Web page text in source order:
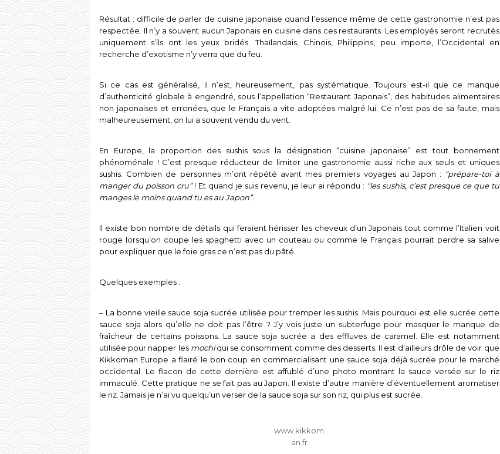
Résultat : difficile de parler de cuisine japonaise quand l’essence même de cette gastronomie n’est pas
respectée. Il n’y a souvent aucun Japonais en cuisine dans ces restaurants. Les employés seront recrutés
uniquement s’ils ont les yeux bridés. Thaïlandais, Chinois, Philippins, peu importe, l’Occidental en
recherche d’exotisme n’y verra que du feu.
Si ce cas est généralisé, il n’est, heureusement, pas systématique. Toujours est-il que ce manque
d’authenticité globale à engendré, sous l’appellation “Restaurant Japonais”, des habitudes alimentaires
non japonaises et erronées, que le Français a vite adoptées malgré lui. Ce n’est pas de sa faute, mais
malheureusement, on lui a souvent vendu du vent.
En Europe, la proportion des sushis sous la désignation “cuisine japonaise” est tout bonnement
phénoménale ! C’est presque réducteur de limiter une gastronomie aussi riche aux seuls et uniques
sushis. Combien de personnes m’ont répété avant mes premiers voyages au Japon : “prépare-toi à
manger du poisson cru”! Et quand je suis revenu, je leur ai répondu : “les sushis, c’est presque ce que tu
manges le moins quand tu es au Japon”.
Il existe bon nombre de détails qui feraient hérisser les cheveux d’un Japonais tout comme l’Italien voit
rouge lorsqu’on coupe les spaghetti avec un couteau ou comme le Français pourrait perdre sa salive
pour expliquer que le foie gras ce n’est pas du pâté.
Quelques exemples :
– La bonne vieille sauce soja sucrée utilisée pour tremper les sushis. Mais pourquoi est elle sucrée cette
sauce soja alors qu’elle ne doit pas l’être ? J’y vois juste un subterfuge pour masquer le manque de
fraîcheur de certains poissons. La sauce soja sucrée a des effluves de caramel. Elle est notamment
utilisée pour napper les mochiqui se consomment comme des desserts. Il est d’ailleurs drôle de voir que
Kikkoman Europe a flairé le bon coup en commercialisant une sauce soja déjà sucrée pour le marché
occidental. Le flacon de cette dernière est affublé d’une photo montrant la sauce versée sur le riz
immaculé. Cette pratique ne se fait pas au Japon. Il existe d’autre manière d’éventuellement aromatiser
le riz. Jamais je n’ai vu quelqu’un verser de la sauce soja sur son riz, qui plus est sucrée.
www.kikkom
an.fr